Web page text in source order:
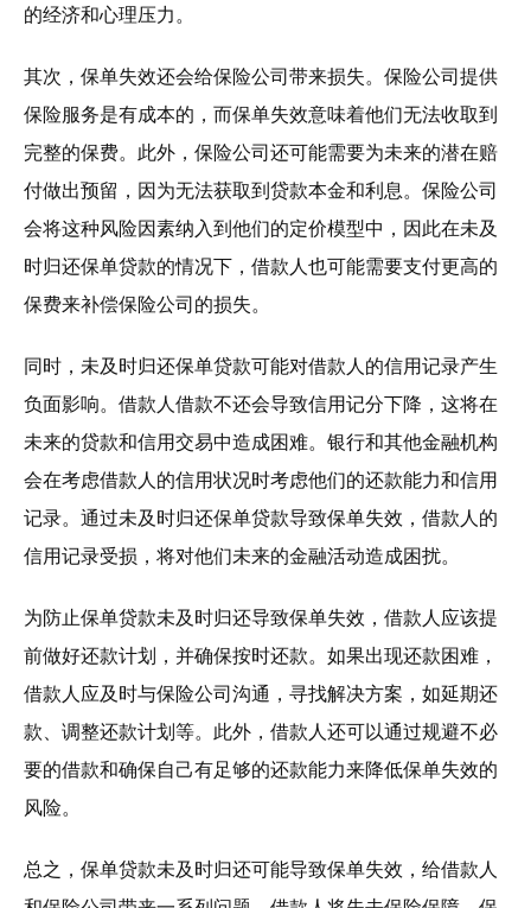
的经济和心理压力。
其次，保单失效还会给保险公司带来损失。保险公司提供
保险服务是有成本的，而保单失效意味着他们无法收取到
完整的保费。此外，保险公司还可能需要为未来的潜在赔
付做出预留，因为无法获取到贷款本金和利息。保险公司
会将这种风险因素纳入到他们的定价模型中，因此在未及
时归还保单贷款的情况下，借款人也可能需要支付更高的
保费来补偿保险公司的损失。
同时，未及时归还保单贷款可能对借款人的信用记录产生
负面影响。借款人借款不还会导致信用记分下降，这将在
未来的贷款和信用交易中造成困难。银行和其他金融机构
会在考虑借款人的信用状况时考虑他们的还款能力和信用
记录。通过未及时归还保单贷款导致保单失效，借款人的
信用记录受损，将对他们未来的金融活动造成困扰。
为防止保单贷款未及时归还导致保单失效，借款人应该提
前做好还款计划，并确保按时还款。如果出现还款困难，
借款人应及时与保险公司沟通，寻找解决方案，如延期还
款、调整还款计划等。此外，借款人还可以通过规避不必
要的借款和确保自己有足够的还款能力来降低保单失效的
风险。
总之，保单贷款未及时归还可能导致保单失效，给借款人